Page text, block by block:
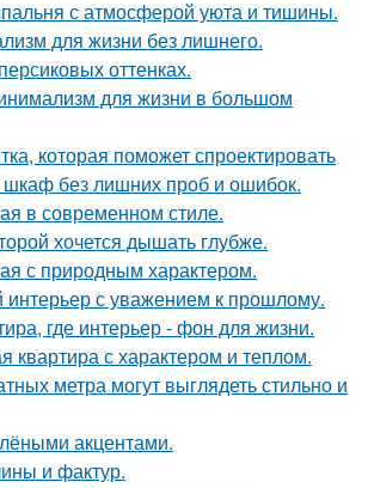
с атмосферой уюта и тишины.
для жизни без лишнего.
оттенках.
для жизни в большом
которая поможет спроектировать
без лишних проб и ошибок.
в современном стиле.
хочется дышать глубже.
с природным характером.
с уважением к прошлому.
где интерьер - фон для жизни.
квартира с характером и теплом.
метра могут выглядеть стильно и
акцентами.
и фактур.